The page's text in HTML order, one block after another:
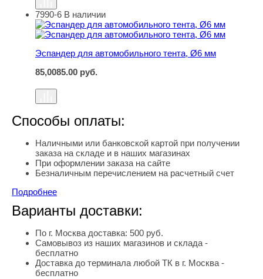
Эспандер для автомобильного тента, Ø6 мм
7990-6 В наличии
Эспандер для автомобильного тента, Ø6 мм
85,0085.00 руб.
Способы оплаты:
Наличными или банковской картой при получении
заказа на складе и в наших магазинах
При оформлении заказа на сайте
Безналичным перечислением на расчетный счет
Подробнее
Варианты доставки:
По г. Москва доставка: 500 руб.
Самовывоз из наших магазинов и склада -
бесплатно
Доставка до терминала любой ТК в г. Москва -
бесплатно